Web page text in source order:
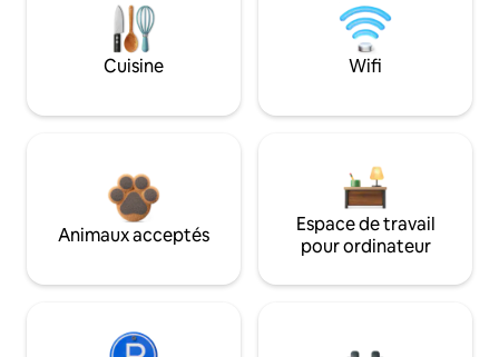
Cuisine Wifi
Animaux acceptés
Espace de travail
pour ordinateur